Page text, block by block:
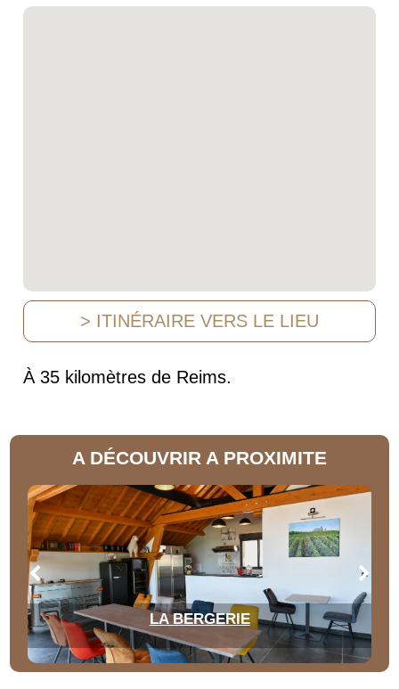
> ITINÉRAIRE VERS LE LIEU
À 35 kilomètres de Reims.
A DÉCOUVRIR A PROXIMITE
LA BERGERIE